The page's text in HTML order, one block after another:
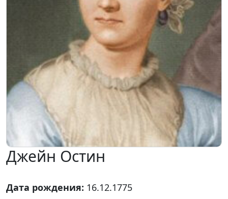
Джейн Остин
Дата рождения: 16.12.1775